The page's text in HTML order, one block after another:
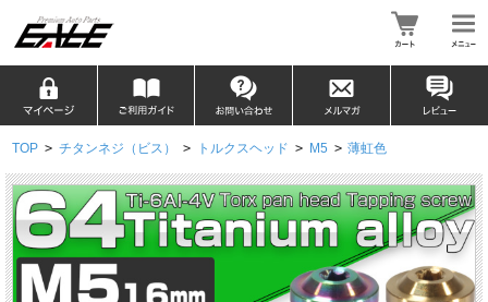
TOP > チタンネジ（ビス） > トルクスヘッド > M5 > 薄虹色